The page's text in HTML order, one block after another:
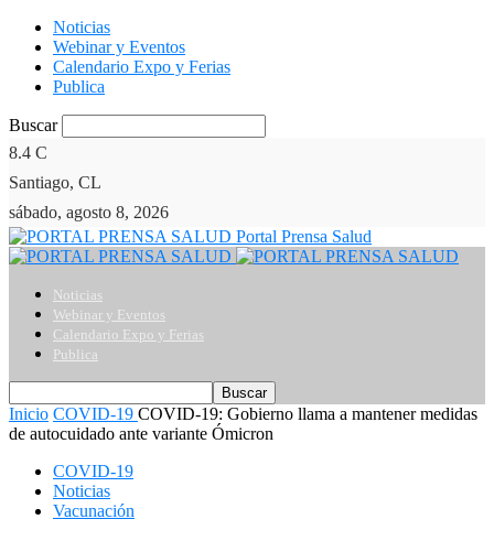
Noticias
Webinar y Eventos
Calendario Expo y Ferias
Publica
Buscar
8.4 C
Santiago, CL
sábado, agosto 8, 2026
Portal Prensa Salud
Noticias
Webinar y Eventos
Calendario Expo y Ferias
Publica
Inicio COVID-19 COVID-19: Gobierno llama a mantener medidas
de autocuidado ante variante Ómicron
COVID-19
Noticias
Vacunación